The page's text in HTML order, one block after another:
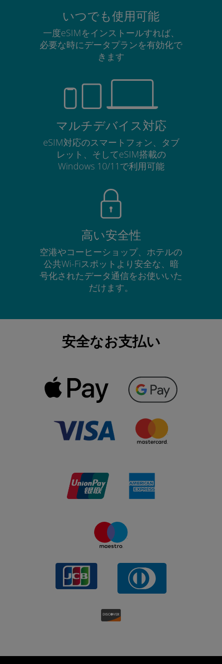
いつでも使用可能
一度eSIMをインストールすれば、
必要な時にデータプランを有効化で
きます
マルチデバイス対応
eSIM対応のスマートフォン、タブ
レット、そしてeSIM搭載の
Windows 10/11で利用可能
高い安全性
空港やコーヒーショップ、ホテルの
公共Wi-Fiスポットより安全な、暗
号化されたデータ通信をお使いいた
だけます。
安全なお支払い